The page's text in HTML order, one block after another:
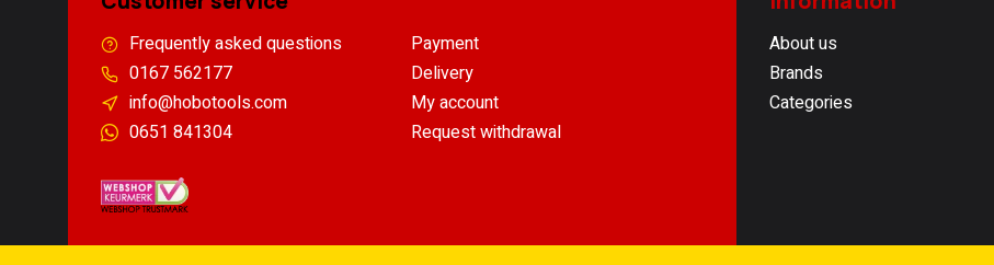
Frequently asked questions
0167 562177
info@hobotools.com
0651 841304
Payment
Delivery
My account
Request withdrawal
About us
Brands
Categories